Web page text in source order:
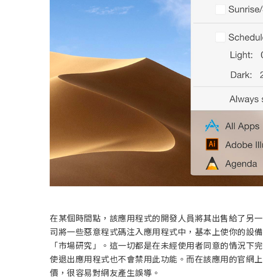
在某個時間點，該應用程式的開發人員將其出售給了另
司將一些惡意程式碼注入應用程式中，基本上使你的設
「市場研究」。這一切都是在未經使用者同意的情況下
使退出應用程式也不會禁用此功能。而在該應用的官網
價，很容易對網友產生誤導。